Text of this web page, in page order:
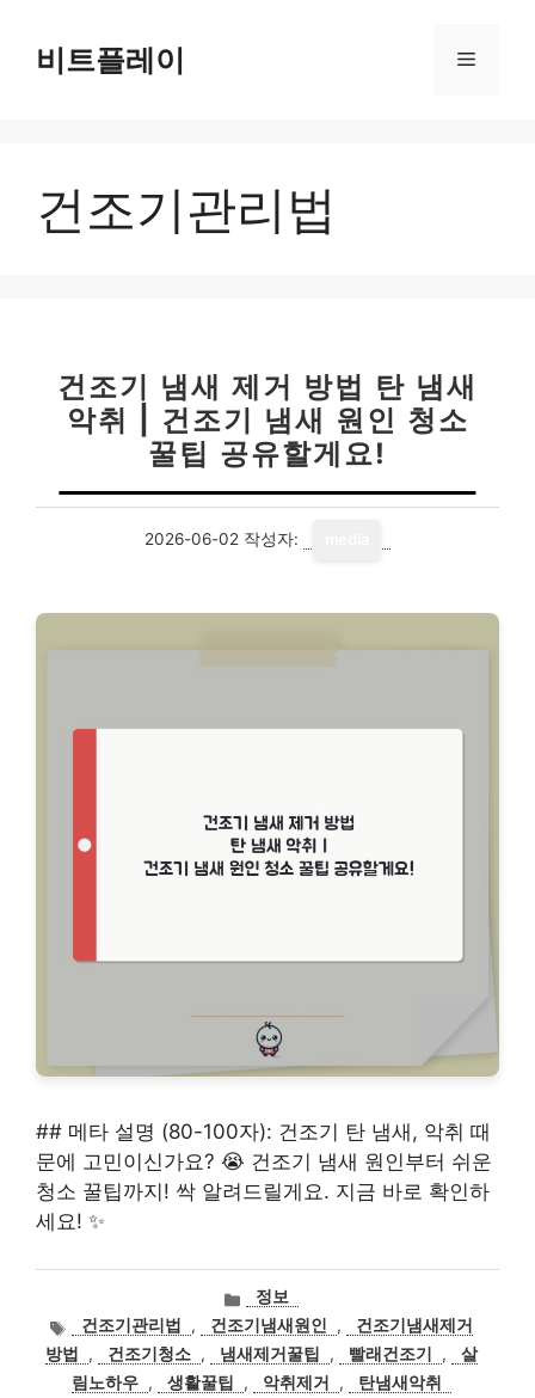
비트플레이 메
건조기관리법
건조기 냄새 제거 방법 탄 냄새
악취 | 건조기 냄새 원인 청소
꿀팁 공유할게요!
2026-06-02 작성자:
## 메타 설명 (80-100자): 건조기 탄 냄새, 악취 때
문에 고민이신가요? 😭 건조기 냄새 원인부터 쉬운
청소 꿀팁까지! 싹 알려드릴게요. 지금 바로 확인하
세요! ✨
카
테
고
리
정보
태
그
건조기관리법 , 건조기냄새원인 ,
건조기냄새제거
방법
, 건조기청소 , 냄새제거꿀팁 , 빨래건조기 ,
살
림노하우 , 생활꿀팁 , 악취제거 , 탄냄새악취